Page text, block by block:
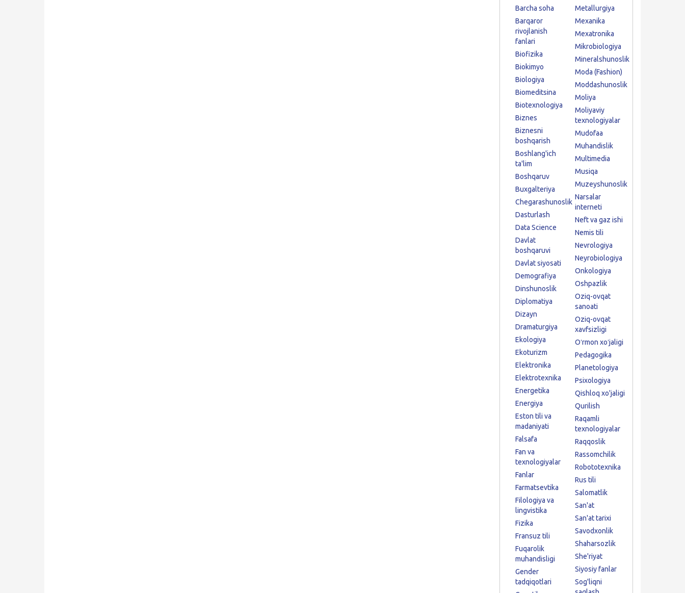
Barcha soha
Barqaror
rivojlanish
fanlari
Biofizika
Biokimyo
Biologiya
Biomeditsina
Biotexnologiya
Biznes
Biznesni
boshqarish
Boshlang'ich
ta'lim
Boshqaruv
Buxgalteriya
Chegarashunoslik
Dasturlash
Data Science
Davlat
boshqaruvi
Davlat siyosati
Demografiya
Dinshunoslik
Diplomatiya
Dizayn
Dramaturgiya
Ekologiya
Ekoturizm
Elektronika
Elektrotexnika
Energetika
Energiya
Eston tili va
madaniyati
Falsafa
Fan va
texnologiyalar
Fanlar
Farmatsevtika
Filologiya va
lingvistika
Fizika
Fransuz tili
Fuqarolik
muhandisligi
Gender
tadqiqotlari
Metallurgiya
Mexanika
Mexatronika
Mikrobiologiya
Mineralshunoslik
Moda (Fashion)
Moddashunoslik
Moliya
Moliyaviy
texnologiyalar
Mudofaa
Muhandislik
Multimedia
Musiqa
Muzeyshunoslik
Narsalar
interneti
Neft va gaz ishi
Nemis tili
Nevrologiya
Neyrobiologiya
Onkologiya
Oshpazlik
Oziq-ovqat
sanoati
Oziq-ovqat
xavfsizligi
Oʻrmon xoʻjaligi
Pedagogika
Planetologiya
Psixologiya
Qishloq xo'jaligi
Qurilish
Raqamli
texnologiyalar
Raqqoslik
Rassomchilik
Robototexnika
Rus tili
Salomatlik
San'at
San'at tarixi
Savodxonlik
Shaharsozlik
She'riyat
Siyosiy fanlar
Sog'liqni